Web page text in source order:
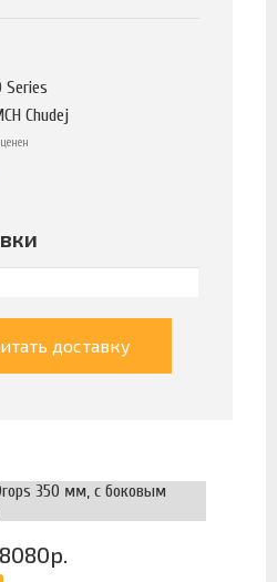
Series
Chudej
доставку
350 мм, с боковым
8080р.